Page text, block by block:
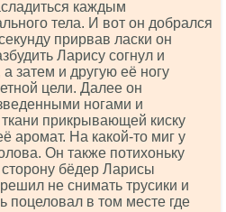
каждым
тела. И вот он добрался
прирвав ласки он
Ларису согнул и
затем и другую её ногу
цели. Далее он
ногами и
прикрывающей киску
аромат. На какой-то миг у
Он также потихоньку
бёдер Ларисы
не снимать трусики и
поцеловал в том месте где